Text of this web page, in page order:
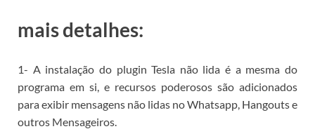
mais detalhes:
1- A instalação do plugin Tesla não lida é a mesma do
programa em si, e recursos poderosos são adicionados
para exibir mensagens não lidas no Whatsapp, Hangouts e
outros Mensageiros.